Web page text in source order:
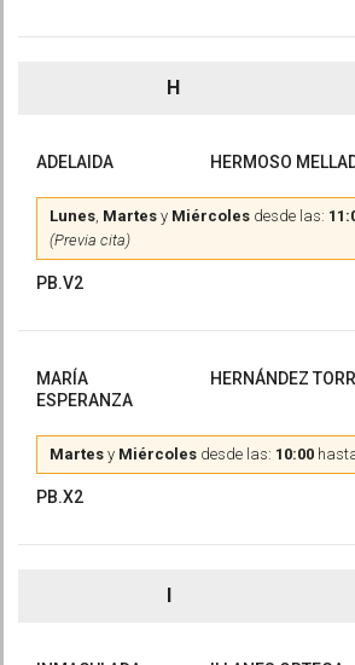
H
ADELAIDA HERMOSO
Lunes, Martes y Miércoles desde las:
(Previa cita)
PB.V2
MARÍA
ESPERANZA
HERNÁNDEZ
Martes y Miércoles desde las: 10:00
PB.X2
I